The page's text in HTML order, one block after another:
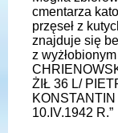
cmentarza
przęseł z
znajduje się
z
ŻIŁ 36 L/
10.IV.1942 R.”